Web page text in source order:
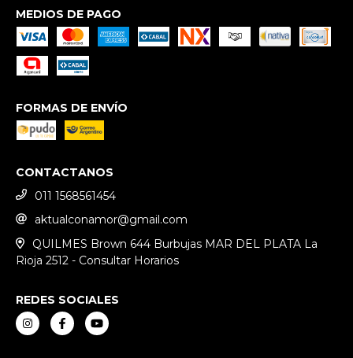
MEDIOS DE PAGO
FORMAS DE ENVÍO
CONTACTANOS
011 1568561454
aktualconamor@gmail.com
QUILMES Brown 644 Burbujas MAR DEL PLATA La
Rioja 2512 - Consultar Horarios
REDES SOCIALES